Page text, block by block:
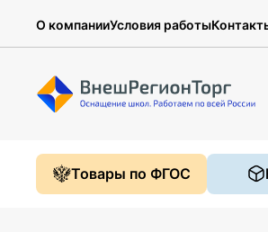
О компанииУсловия работы
Товары по ФГОС